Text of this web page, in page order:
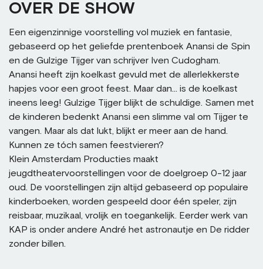
OVER DE SHOW
Een eigenzinnige voorstelling vol muziek en fantasie,
gebaseerd op het geliefde prentenboek Anansi de Spin
en de Gulzige Tijger van schrijver Iven Cudogham.
Anansi heeft zijn koelkast gevuld met de allerlekkerste
hapjes voor een groot feest. Maar dan… is de koelkast
ineens leeg! Gulzige Tijger blijkt de schuldige. Samen met
de kinderen bedenkt Anansi een slimme val om Tijger te
vangen. Maar als dat lukt, blijkt er meer aan de hand.
Kunnen ze tóch samen feestvieren?
Klein Amsterdam Producties maakt
jeugdtheatervoorstellingen voor de doelgroep 0-12 jaar
oud. De voorstellingen zijn altijd gebaseerd op populaire
kinderboeken, worden gespeeld door één speler, zijn
reisbaar, muzikaal, vrolijk en toegankelijk. Eerder werk van
KAP is onder andere André het astronautje en De ridder
zonder billen.